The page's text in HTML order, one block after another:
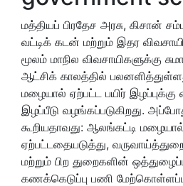
மத்தியப் பிரதேச அரசு, கிசான்
வட்டிக் கடன் மற்றும் இதர
மூலம் மாநில விவசாயிகளுக்கு
ஆட்சிக் காலத்தில்
மழையால் ஏற்பட்ட பயிர் இழப்புக்கு
இழப்பீடு வழங்கப்படுகிறது.
கூறியதாவது: ஆலங்கட்டி
ஏற்பட்டதையடுத்து,
மற்றும் பிற துறைகளின்
கணக்கெடுப்பு பணி